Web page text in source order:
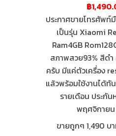
฿
ประกาศขายโทรศัพท์
เป็นรุ่น Xiaomi
Ram4GB
สภาพสวย93% สีด
ครับ มีแค่ตัวเครื่อง
แล้วพร้อมใช้งานได้
รายเดือน ประกั
พฤศจิกาย
ขายถูกๆ 1,490 บ